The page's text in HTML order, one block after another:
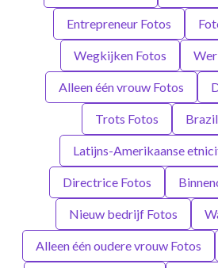
Entrepreneur Fotos
Wegkijken Fotos
Alleen één vrouw Fotos
Trots Fotos
Latijns-Amerikaanse
Directrice Fotos
Nieuw bedrijf Fotos
Alleen één oudere vrouw Fotos